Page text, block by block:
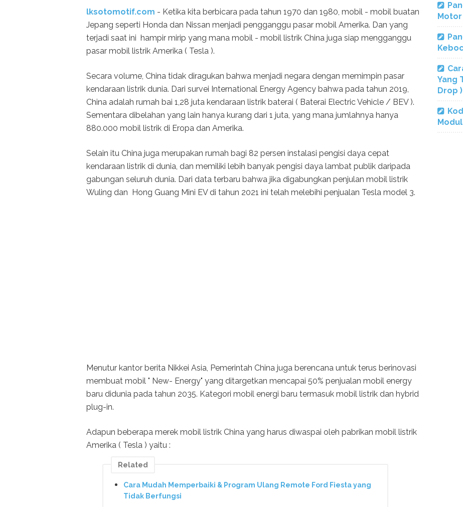
lksotomotif.com - Ketika kita berbicara pada tahun 1970 dan 1980, mobil - mobil buatan
Jepang seperti Honda dan Nissan menjadi pengganggu pasar mobil Amerika. Dan yang
terjadi saat ini hampir mirip yang mana mobil - mobil listrik China juga siap mengganggu
pasar mobil listrik Amerika ( Tesla ).
Secara volume, China tidak diragukan bahwa menjadi negara dengan memimpin pasar
kendaraan listrik dunia. Dari survei International Energy Agency bahwa pada tahun 2019,
China adalah rumah bai 1,28 juta kendaraan listrik baterai ( Baterai Electric Vehicle / BEV ).
Sementara dibelahan yang lain hanya kurang dari 1 juta, yang mana jumlahnya hanya
880.000 mobil listrik di Eropa dan Amerika.
Selain itu China juga merupakan rumah bagi 82 persen instalasi pengisi daya cepat
kendaraan listrik di dunia, dan memiliki lebih banyak pengisi daya lambat publik daripada
gabungan seluruh dunia. Dari data terbaru bahwa jika digabungkan penjulan mobil listrik
Wuling dan Hong Guang Mini EV di tahun 2021 ini telah melebihi penjualan Tesla model 3.
Menutur kantor berita Nikkei Asia, Pemerintah China juga berencana untuk terus berinovasi
membuat mobil " New- Energy" yang ditargetkan mencapai 50% penjualan mobil energy
baru didunia pada tahun 2035. Kategori mobil energi baru termasuk mobil listrik dan hybrid
plug-in.
Adapun beberapa merek mobil listrik China yang harus diwaspai oleh pabrikan mobil listrik
Amerika ( Tesla ) yaitu :
Related
Cara Mudah Memperbaiki & Program Ulang Remote Ford Fiesta yang
Tidak Berfungsi
Yang
Drop )